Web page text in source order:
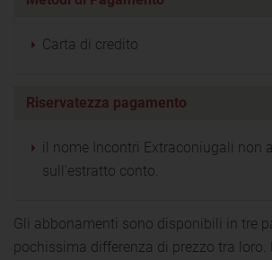
Carta di credito
Riservatezza pagamento
il nome Incontri Extraconiugali non
sull'estratto conto.
Gli abbonamenti sono disponibili in tre
pochissima differenza di prezzo tra loro.